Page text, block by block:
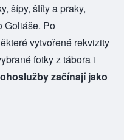
šípy, štíty a praky,
Goliáše. Po
vytvořené rekvizity
fotky z tábora i
začínají jako